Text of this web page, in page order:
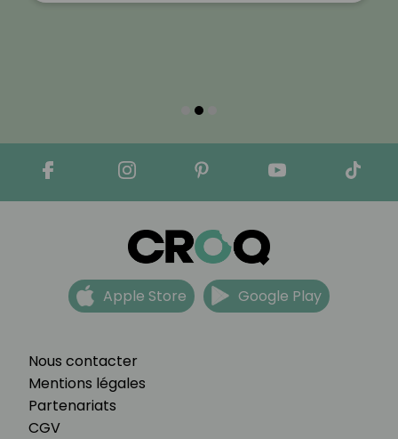
Nous contacter
Mentions légales
Partenariats
CGV
Apple Store Google Play